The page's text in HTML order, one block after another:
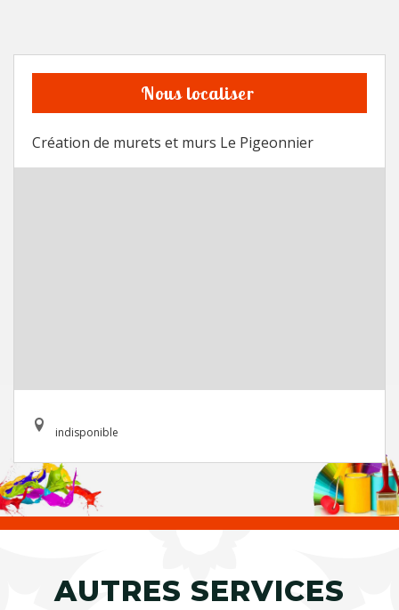
Nous localiser
Création de murets et murs Le Pigeonnier
indisponible
AUTRES SERVICES